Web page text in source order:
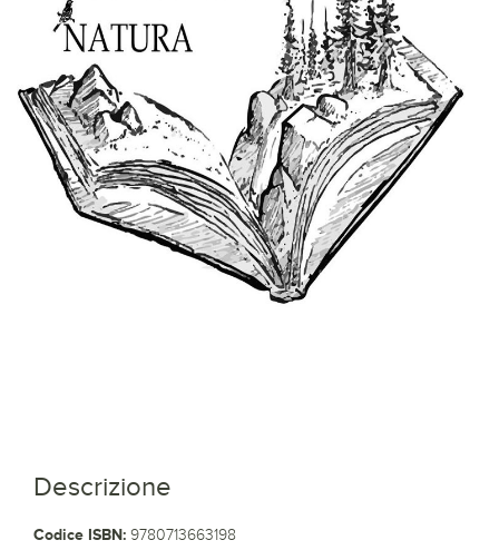
Descrizione
Codice ISBN: 9780713663198